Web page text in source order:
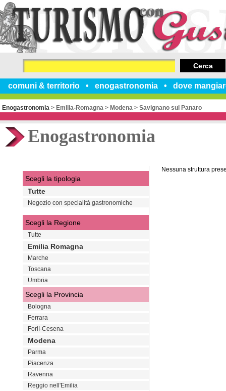
comuni & territorio enogastronomia dove
Cerca
Enogastronomia > Emilia-Romagna > Modena > Savignano sul Panaro
Enogastronomia
Nessuna struttura
Scegli la tipologia
Tutte
Negozio con specialità gastronomiche
Scegli la Regione
Tutte
Emilia Romagna
Marche
Toscana
Umbria
Scegli la Provincia
Bologna
Ferrara
Forlì-Cesena
Modena
Parma
Piacenza
Ravenna
Reggio nell'Emilia